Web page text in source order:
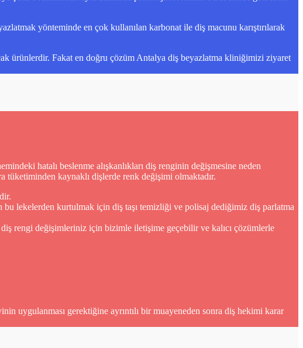
yönteminde en çok kullanılan karbonat ile diş macunu karıştırılarak
ürünlerdir. Fakat en doğru çözüm Antalya diş beyazlatma kliniğimizi ziyaret
hatalı beslenme alışkanlıkları diş renginin değişmesine neden
tüketiminden kaynaklı dişlerde renk değişimi olmaktadır.
bu lekelerden kurtulmak için diş taşı temizliği ve polisaj dediğimiz diş parlatma
rengi değişimleriniz için bizimle iletişime geçebilir ve kalıcı çözümlerle
uygulanması gerektiğine ayrıntılı bir muayeneden sonra diş hekimi karar